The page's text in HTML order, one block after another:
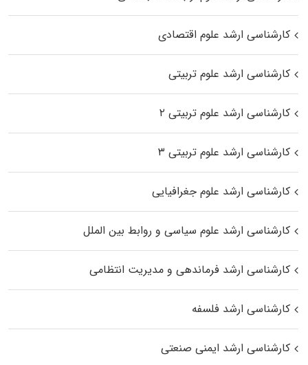
کارشناسی ارشد علوم اقتصادی
کارشناسی ارشد علوم تربیتی
کارشناسی ارشد علوم تربیتی ۲
کارشناسی ارشد علوم تربیتی ۳
کارشناسی ارشد علوم جغرافیایی
کارشناسی ارشد علوم سیاسی و روابط بین الملل
کارشناسی ارشد فرماندهی و مدیریت انتظامی
کارشناسی ارشد فلسفه
کارشناسی ارشد ایمنی صنعتی